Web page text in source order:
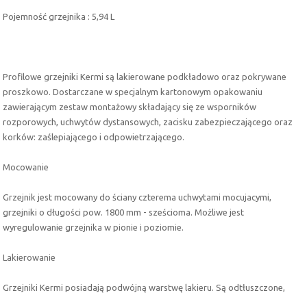
Pojemność grzejnika : 5,94 L
Profilowe grzejniki Kermi są lakierowane podkładowo oraz pokrywane
proszkowo. Dostarczane w specjalnym kartonowym opakowaniu
zawierającym zestaw montażowy składający się ze wsporników
rozporowych, uchwytów dystansowych, zacisku zabezpieczającego oraz
korków: zaślepiającego i odpowietrzającego.
Mocowanie
Grzejnik jest mocowany do ściany czterema uchwytami mocujacymi,
grzejniki o długości pow. 1800 mm - sześcioma. Możliwe jest
wyregulowanie grzejnika w pionie i poziomie.
Lakierowanie
Grzejniki Kermi posiadają podwójną warstwę lakieru. Są odtłuszczone,